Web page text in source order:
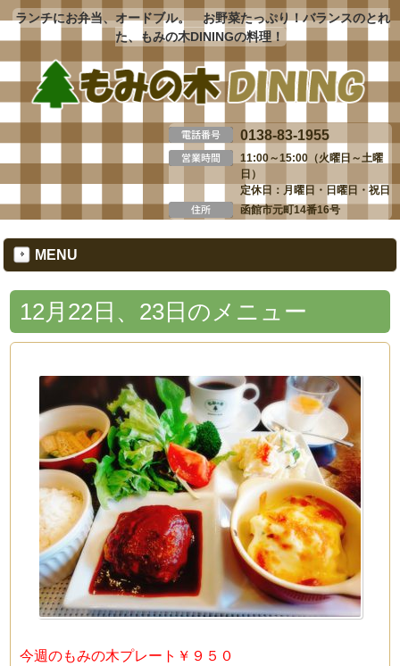
ランチにお弁当、オードブル。 お野菜たっぷり！バランスのとれ
た、もみの木DININGの料理！
0138-83-1955
11:00～15:00（火曜日～土曜
日）
定休日：月曜日・日曜日・祝日
函館市元町14番16号
MENU
12月22日、23日のメニュー
今週のもみの木プレート￥９５０